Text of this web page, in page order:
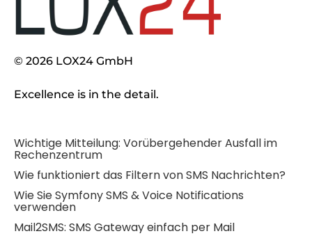
© 2026 LOX24 GmbH
Excellence is in the detail.
Wichtige Mitteilung: Vorübergehender Ausfall im
Rechenzentrum
Wie funktioniert das Filtern von SMS Nachrichten?
Wie Sie Symfony SMS & Voice Notifications
verwenden
Mail2SMS: SMS Gateway einfach per Mail